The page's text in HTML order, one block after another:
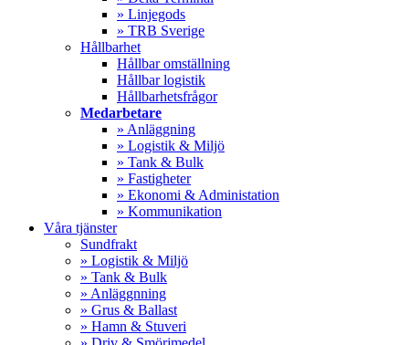
» Linjegods
» TRB Sverige
Hållbarhet
Hållbar omställning
Hållbar logistik
Hållbarhetsfrågor
Medarbetare
» Anläggning
» Logistik & Miljö
» Tank & Bulk
» Fastigheter
» Ekonomi & Administation
» Kommunikation
Våra tjänster
Sundfrakt
» Logistik & Miljö
» Tank & Bulk
» Anläggnning
» Grus & Ballast
» Hamn & Stuveri